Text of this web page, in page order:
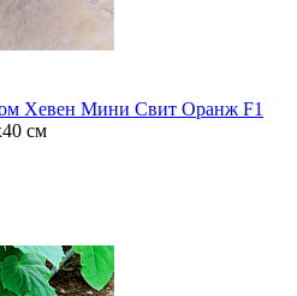
Хевен Мини Свит Оранж F1
см